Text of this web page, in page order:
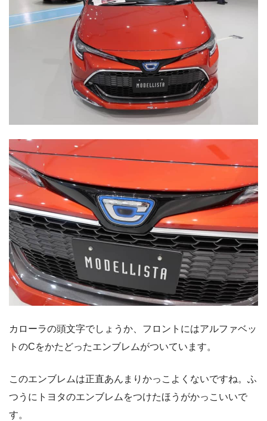
カローラの頭文字でしょうか、フロントにはアルファベッ
トのCをかたどったエンブレムがついています。
このエンブレムは正直あんまりかっこよくないですね。ふ
つうにトヨタのエンブレムをつけたほうがかっこいいで
す。